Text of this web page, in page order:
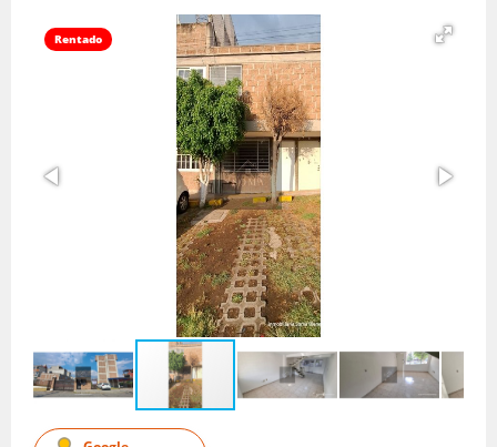
Rentado